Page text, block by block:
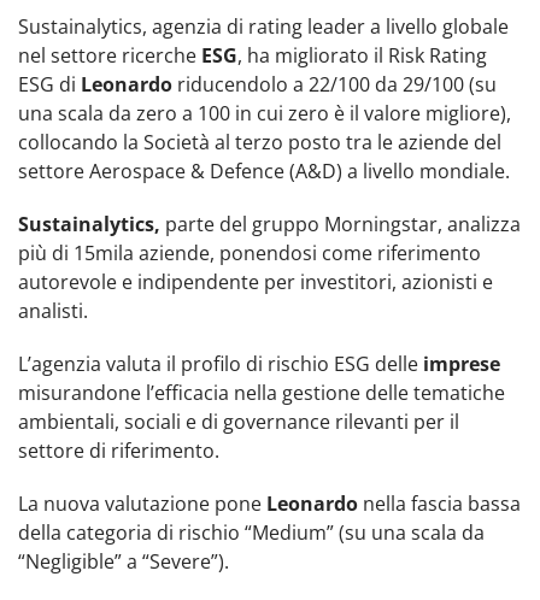
Sustainalytics, agenzia di rating leader a livello globale
nel settore ricerche ESG, ha migliorato il Risk Rating
ESG di Leonardo riducendolo a 22/100 da 29/100 (su
una scala da zero a 100 in cui zero è il valore migliore),
collocando la Società al terzo posto tra le aziende del
settore Aerospace & Defence (A&D) a livello mondiale.
Sustainalytics, parte del gruppo Morningstar, analizza
più di 15mila aziende, ponendosi come riferimento
autorevole e indipendente per investitori, azionisti e
analisti.
L’agenzia valuta il profilo di rischio ESG delle imprese
misurandone l’efficacia nella gestione delle tematiche
ambientali, sociali e di governance rilevanti per il
settore di riferimento.
La nuova valutazione pone Leonardo nella fascia bassa
della categoria di rischio “Medium” (su una scala da
“Negligible” a “Severe”).